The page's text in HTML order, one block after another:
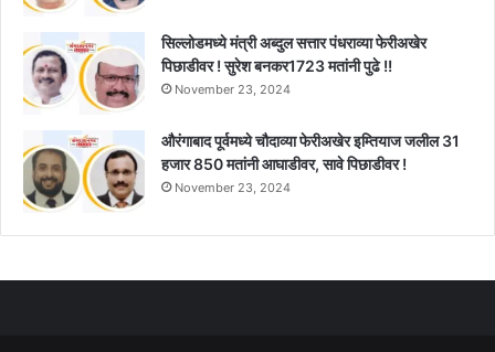
सिल्लोडमध्ये मंत्री अब्दुल सत्तार पंधराव्या फेरीअखेर
पिछाडीवर ! सुरेश बनकर1723 मतांनी पुढे !!
November 23, 2024
औरंगाबाद पूर्वमध्ये चौदाव्या फेरीअखेर इम्तियाज जलील 31
हजार 850 मतांनी आघाडीवर, सावे पिछाडीवर !
November 23, 2024